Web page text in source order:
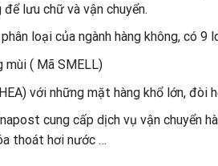
lưu chữ và vận chuyển.
loại của ngành hàng không, có 9
mùi ( Mã SMELL)
với những mặt hàng khổ lớn,
cung cấp dịch vụ vận chuyển
thoát hơi nước …